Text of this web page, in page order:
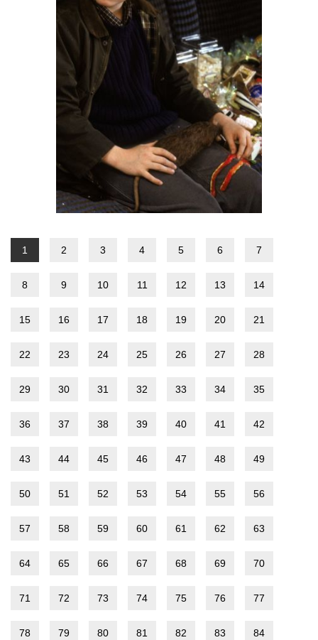
1 2 3 4 5 6 7
8 9 10 11 12 13 14
15 16 17 18 19 20 21
22 23 24 25 26 27 28
29 30 31 32 33 34 35
36 37 38 39 40 41 42
43 44 45 46 47 48 49
50 51 52 53 54 55 56
57 58 59 60 61 62 63
64 65 66 67 68 69 70
71 72 73 74 75 76 77
78 79 80 81 82 83 84